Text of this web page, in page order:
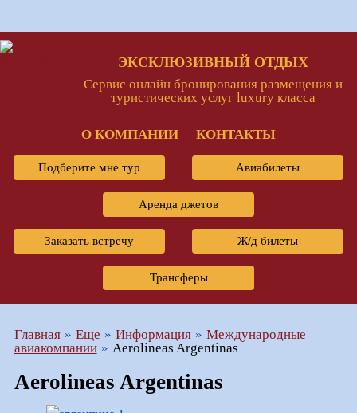
ЭКСКЛЮЗИВНЫЙ ОТДЫХ
Сервис онлайн бронирования размещения и
туристических услуг luxury класса
О КОМПАНИИ КОНТАКТЫ
Подберите мне тур Авиабилеты
Аренда джетов
Заказать встречу Ж/д билеты
Трансферы
Главная Еще Информация
Международные
авиакомпании
Aerolineas Argentinas
Aerolineas Argentinas